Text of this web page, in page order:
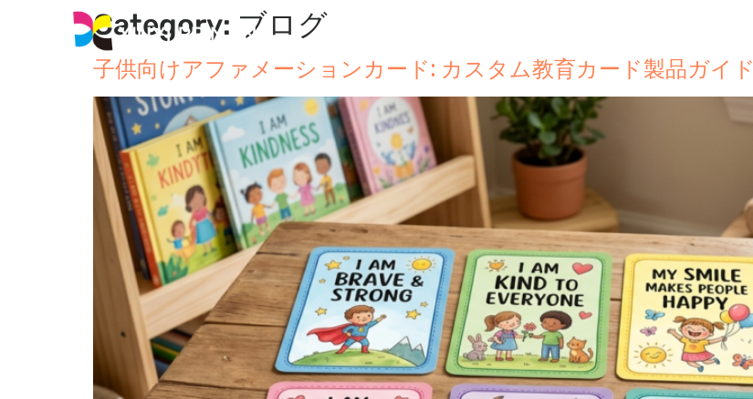
Category: ブログ
子供向けアファメーションカード: カスタム教育カード製品ガイド